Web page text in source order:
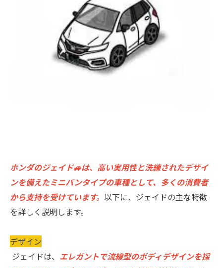
ホンダのジェイド🚙は、高い実用性と洗練されたデザイ
ンを備えたミニバンタイプの車種として、多くの消費者
から支持を受けています。 以下に、ジェイドの主な特徴
を詳しく説明します。
デザイン
ジェイドは、 エレガントで流線型のボディデザインを採